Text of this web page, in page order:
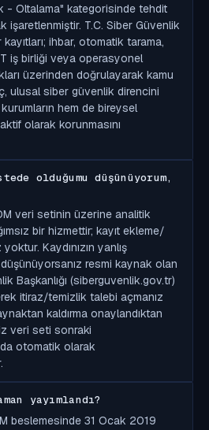
- Oltalama" kategorisinde tehdit
işaretlenmiştir. T.C. Siber Güvenlik
kayıtları; ihbar, otomatik tarama,
iş birliği veya operasyonel
üzerinden doğrulayarak kamu
ulusal siber güvenlik direncini
hem de bireysel
olarak korunmasını
olduğumu düşünüyorum,
veri setinin üzerine analitik
bir hizmettir; kayıt ekleme/
Kaydınızın yanlış
düşünüyorsanız resmi kaynak olan
Başkanlığı (siberguvenlik.gov.tr)
itiraz/temizlik talebi açmanız
kaldırma onaylandıktan
veri seti sonraki
otomatik olarak
yayımlandı?
beslemesinde 31 Ocak 2019